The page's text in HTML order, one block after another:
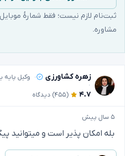
ثبت‌نام لازم نیست؛ فقط شمارهٔ
مشاوره.
زهره کشاورزی وکیل پایه
۴.۷ (۴۵۵) دیدگاه
۵ سال پیش
بله امکان پذیر است و میتوانید